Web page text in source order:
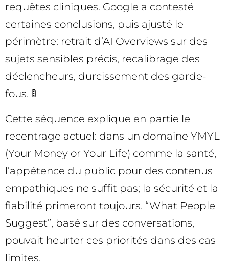
requêtes cliniques. Google a contesté
certaines conclusions, puis ajusté le
périmètre: retrait d’AI Overviews sur des
sujets sensibles précis, recalibrage des
déclencheurs, durcissement des garde-
fous. 🚦
Cette séquence explique en partie le
recentrage actuel: dans un domaine YMYL
(Your Money or Your Life) comme la santé,
l’appétence du public pour des contenus
empathiques ne suffit pas; la sécurité et la
fiabilité primeront toujours. “What People
Suggest”, basé sur des conversations,
pouvait heurter ces priorités dans des cas
limites.